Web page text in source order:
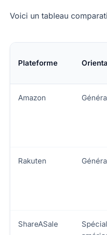
Voici un tableau
Plateforme
Amazon
Rakuten
ShareASale